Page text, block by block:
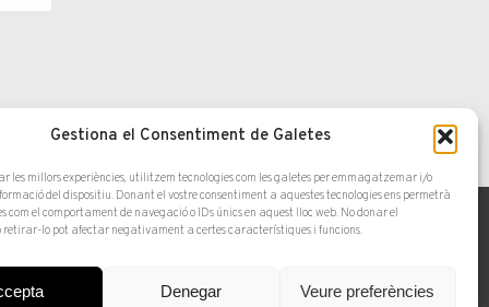
Gestiona el Consentiment de Galetes
les millors experiències, utilitzem tecnologies com les galetes per emmagatzemar i/o
del dispositiu. Donant el vostre consentiment a aquestes tecnologies ens permetrà
com el comportament de navegació o IDs únics en aquest lloc web. No donar el
retirar-lo pot afectar negativament a certes característiques i funcions.
Denegar Veure preferències